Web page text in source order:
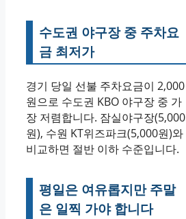
수도권 야구장 중 주차요
금 최저가
경기 당일 선불 주차요금이 2,000
원으로 수도권 KBO 야구장 중 가
장 저렴합니다. 잠실야구장(5,000
원), 수원 KT위즈파크(5,000원)와
비교하면 절반 이하 수준입니다.
평일은 여유롭지만 주말
은 일찍 가야 합니다